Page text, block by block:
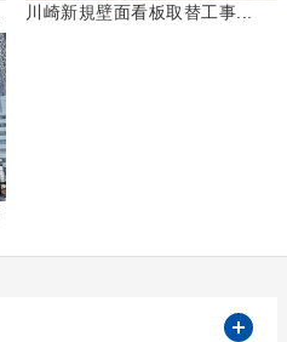
川崎新規壁面看板取替工事...